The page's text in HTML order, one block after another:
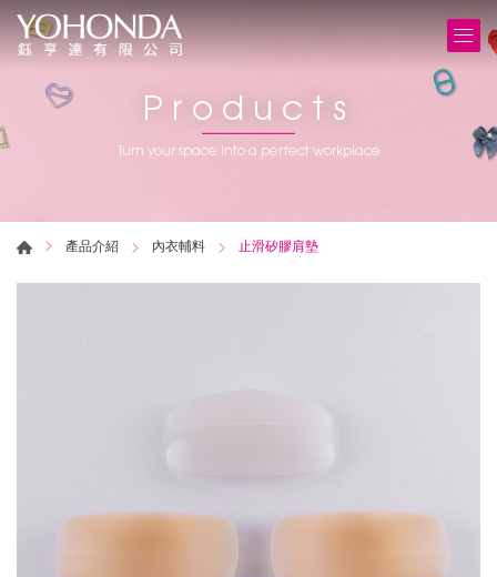
Products
Turn your space into a perfect workplace
產品介紹 內衣輔料 止滑矽膠肩墊